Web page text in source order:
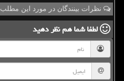
نظرات بینندگان در مورد این مطلب
لطفا شما همنظر دهید